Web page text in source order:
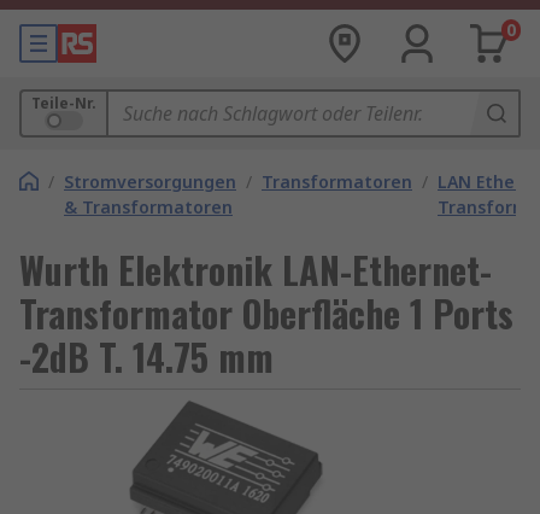
0
Teile-Nr.
/ Stromversorgungen
& Transformatoren
/ Transformatoren / LAN
Wurth Elektronik LAN-Ethernet-
Transformator Oberfläche 1 Ports
-2dB T. 14.75 mm